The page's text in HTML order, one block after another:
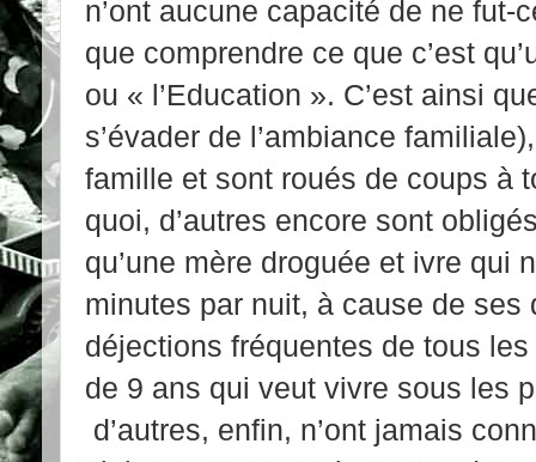
n’ont aucune capacité de ne fut-
que comprendre ce que c’est
ou « l’Education ». C’est ainsi
s’évader de l’ambiance
famille et sont roués de coups à
quoi, d’autres encore sont
qu’une mère droguée et ivre qui
minutes par nuit, à cause de ses
déjections fréquentes de tous
de 9 ans qui veut vivre sous les
d’autres, enfin, n’ont jamais